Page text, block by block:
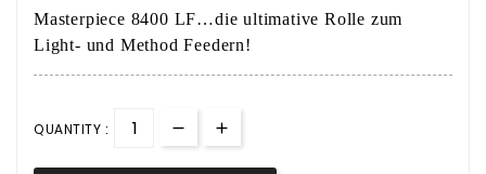
Masterpiece 8400 LF…die ultimative Rolle zum
Light- und Method Feedern!
QUANTITY :